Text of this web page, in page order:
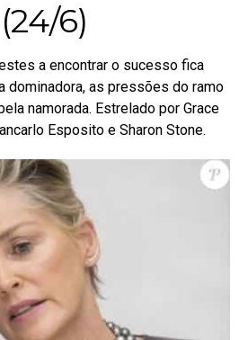
6)
a encontrar o sucesso fica
dominadora, as pressões do ramo
namorada. Estrelado por Grace
Esposito e Sharon Stone.